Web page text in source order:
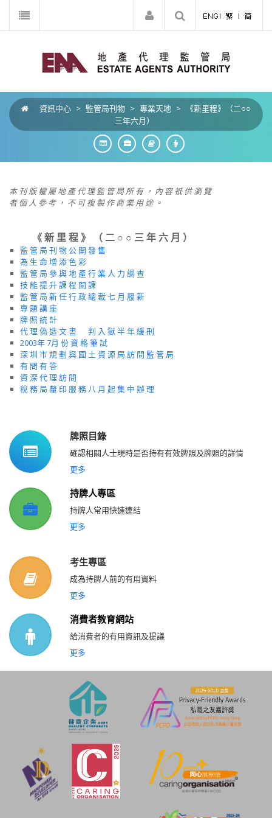
資訊中心 > 監管局刊物 > 專業天地 >
《新里程》（二○○
三年六月）
本 刊 版 權 屬 地 產 代 理 監 管 局 所 有 ， 內 容 祇 供 瀏 覽
者 個 人 參 考 ， 不 可 複 製 作 商 業 用 途 。
《 新 里 程 》 （ 二 ○ ○ 三 年 六 月 ）
監 管 局 刊 物 公 開 發 售
為 生 命 增 添 色 彩
監 管 局 參 與 地 產 行 業 人 力 調 查
技 能 提 升 課 程 開 課
監 管 局 新 任 行 政 總 裁 七 月 履 新
專 題 講 座
牌 照 統 計
代 理 偽 造 文 書 判 入 獄 半 年 緩 刑
2003年 7月 份 資 格 筆 試
深 圳 市 規 劃 與 國 土 資 源 局 訪 問 監 管 局
有 問 有 答
資 深 代 理 訪 問
稅 務 局 釐 印 服 務 八 月 起 集 中 辦 理
牌照目錄
確認相關人士現時是否持有有效牌照及牌照的詳情
更多
持牌人專區
持牌人常用快速連結
更多
考生專區
成為持牌人前的有用資料
更多
消費者教育網站
給消費者的有用資訊及提議
更多